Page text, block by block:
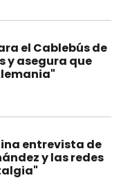
el Cablebús de
y asegura que
entrevista de
y las redes